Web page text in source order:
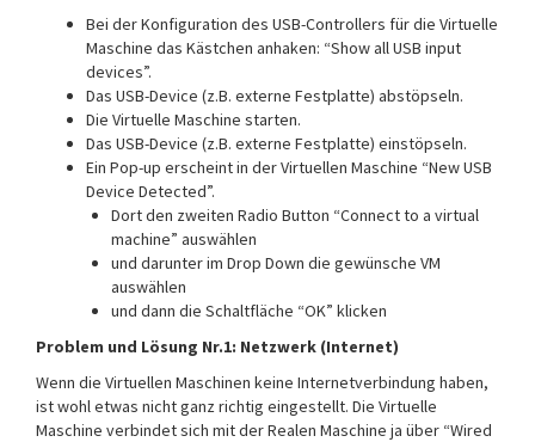
Bei der Konfiguration des USB-Controllers für die Virtuelle
Maschine das Kästchen anhaken: “Show all USB input
devices”.
Das USB-Device (z.B. externe Festplatte) abstöpseln.
Die Virtuelle Maschine starten.
Das USB-Device (z.B. externe Festplatte) einstöpseln.
Ein Pop-up erscheint in der Virtuellen Maschine “New USB
Device Detected”.
Dort den zweiten Radio Button “Connect to a virtual
machine” auswählen
und darunter im Drop Down die gewünsche VM
auswählen
und dann die Schaltfläche “OK” klicken
Problem und Lösung Nr.1: Netzwerk (Internet)
Wenn die Virtuellen Maschinen keine Internetverbindung haben,
ist wohl etwas nicht ganz richtig eingestellt. Die Virtuelle
Maschine verbindet sich mit der Realen Maschine ja über “Wired